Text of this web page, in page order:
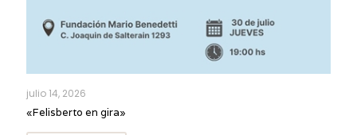
julio 14, 2026
«Felisberto en gira»